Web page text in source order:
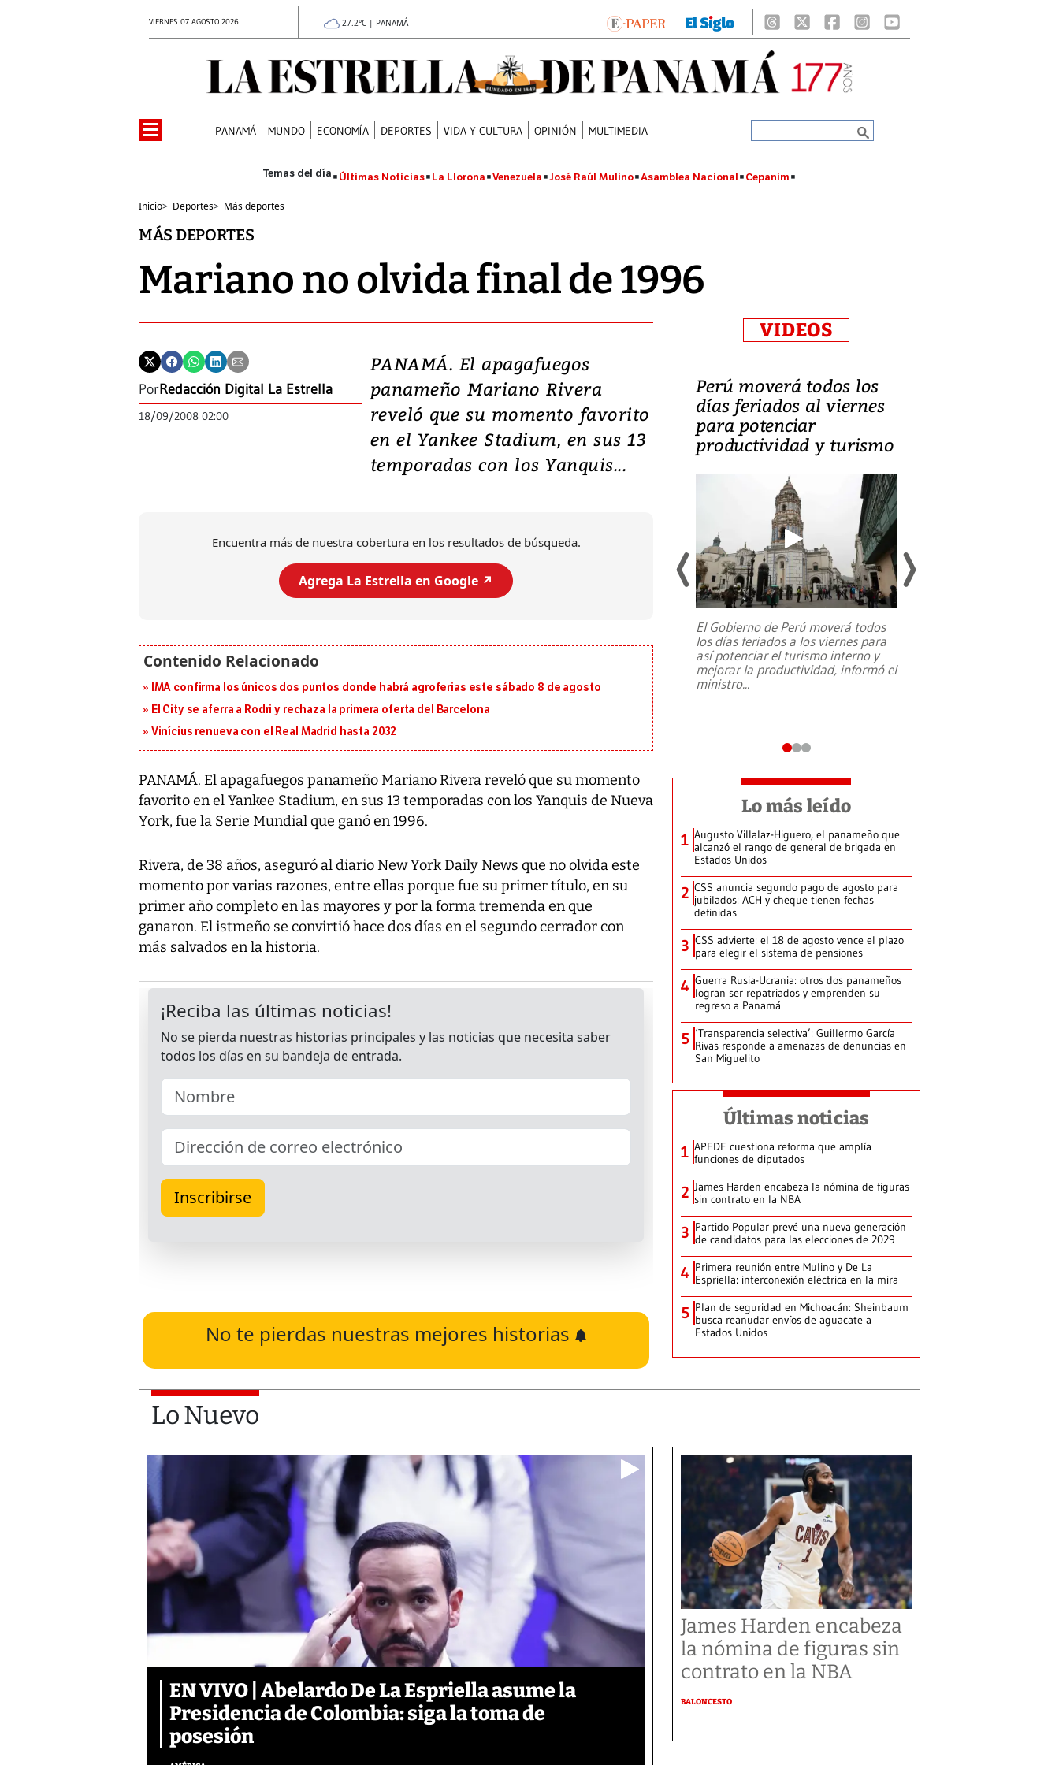
VIERNES 07 AGOSTO 2026 27.2°C | PANAMÁ
PANAMÁ MUNDO ECONOMÍA DEPORTES VIDA Y CULTURA OPINIÓN MULTIMEDIA
Últimas Noticias La Llorona Venezuela José Raúl Mulino Asamblea Nacional Cepanim
Inicio> Deportes> Más deportes
MÁS DEPORTES
Mariano no olvida final de 1996
PorRedacción Digital La Estrella
18/09/2008 02:00
PANAMÁ. El apagafuegos
panameño Mariano Rivera
reveló que su momento favorito
en el Yankee Stadium, en sus 13
temporadas con los Yanquis...
Encuentra más de nuestra cobertura en los resultados de búsqueda.
Agrega La Estrella en Google ↗️
IMA confirma los únicos dos puntos donde habrá agroferias este sábado 8 de agosto
El City se aferra a Rodri y rechaza la primera oferta del Barcelona
Vinícius renueva con el Real Madrid hasta 2032
PANAMÁ. El apagafuegos panameño Mariano Rivera reveló que su momento
favorito en el Yankee Stadium, en sus 13 temporadas con los Yanquis de Nueva
York, fue la Serie Mundial que ganó en 1996.
Rivera, de 38 años, aseguró al diario New York Daily News que no olvida este
momento por varias razones, entre ellas porque fue su primer título, en su
primer año completo en las mayores y por la forma tremenda en que
ganaron. El istmeño se convirtió hace dos días en el segundo cerrador con
más salvados en la historia.
No te pierdas nuestras mejores historias
VIDEOS
Video: Lula lanza su
candidatura con
promesas de inversión
en defensa, educación y
tierras raras
Entre recuerdos y escuetas
da Silva, oficializó este domingo su
candidatura
Perú moverá todos los
días feriados al viernes
para potenciar
productividad y turismo
El Gobierno de Perú moverá todos
los días feriados a los viernes para
así potenciar el turismo interno y
mejorar la productividad, informó el
ministro...
Lo más leído
1 Augusto Villalaz-Higuero, el panameño que
alcanzó el rango de general de brigada en
Estados Unidos
2 CSS anuncia segundo pago de agosto para
jubilados: ACH y cheque tienen fechas
definidas
3 CSS advierte: el 18 de agosto vence el plazo
para elegir el sistema de pensiones
4 Guerra Rusia-Ucrania: otros dos panameños
logran ser repatriados y emprenden su
regreso a Panamá
5 ‘Transparencia selectiva’: Guillermo García
Rivas responde a amenazas de denuncias en
San Miguelito
Últimas noticias
1 APEDE cuestiona reforma que amplía
funciones de diputados
2 James Harden encabeza la nómina de figuras
sin contrato en la NBA
3 Partido Popular prevé una nueva generación
de candidatos para las elecciones de 2029
4 Primera reunión entre Mulino y De La
Espriella: interconexión eléctrica en la mira
5 Plan de seguridad en Michoacán: Sheinbaum
busca reanudar envíos de aguacate a
Estados Unidos
Lo Nuevo
EN VIVO | Abelardo De La Espriella asume la
Presidencia de Colombia: siga la toma de
posesión
James Harden encabeza
la nómina de figuras sin
contrato en la NBA
BALONCESTO